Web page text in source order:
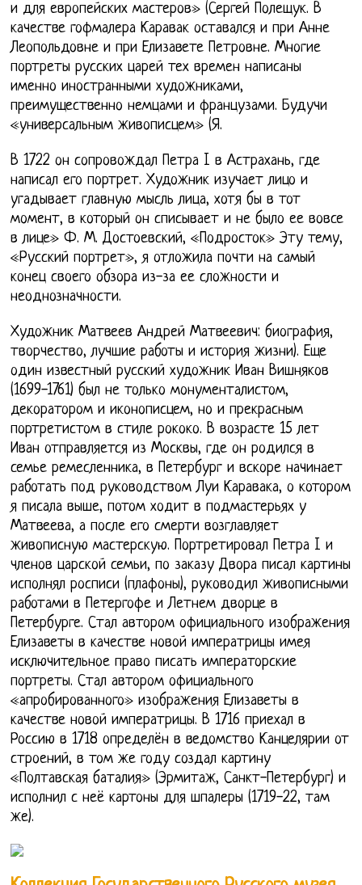
и для европейских мастеров» (Сергей Полещук. В
качестве гофмалера Каравак оставался и при Анне
Леопольдовне и при Елизавете Петровне. Многие
портреты русских царей тех времен написаны
именно иностранными художниками,
преимущественно немцами и французами. Будучи
«универсальным живописцем» (Я.
В 1722 он сопровождал Петра I в Астрахань, где
написал его портрет. Художник изучает лицо и
угадывает главную мысль лица, хотя бы в тот
момент, в который он списывает и не было ее вовсе
в лице» Ф. М. Достоевский, «Подросток» Эту тему,
«Русский портрет», я отложила почти на самый
конец своего обзора из-за ее сложности и
неоднозначности.
Художник Матвеев Андрей Матвеевич: биография,
творчество, лучшие работы и история жизни). Еще
один известный русский художник Иван Вишняков
(1699-1761) был не только монументалистом,
декоратором и иконописцем, но и прекрасным
портретистом в стиле рококо. В возрасте 15 лет
Иван отправляется из Москвы, где он родился в
семье ремесленника, в Петербург и вскоре начинает
работать под руководством Луи Каравака, о котором
я писала выше, потом ходит в подмастерьях у
Матвеева, а после его смерти возглавляет
живописную мастерскую. Портретировал Петра I и
членов царской семьи, по заказу Двора писал картины
исполнял росписи (плафоны), руководил живописными
работами в Петергофе и Летнем дворце в
Петербурге. Стал автором официального изображения
Елизаветы в качестве новой императрицы имея
исключительное право писать императорские
портреты. Стал автором официального
«апробированного» изображения Елизаветы в
качестве новой императрицы. В 1716 приехал в
Россию в 1718 определён в ведомство Канцелярии от
строений, в том же году создал картину
«Полтавская баталия» (Эрмитаж, Санкт-Петербург) и
исполнил с неё картоны для шпалеры (1719-22, там
же).